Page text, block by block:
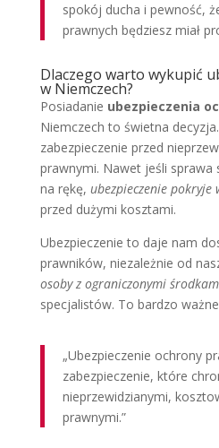
spokój ducha i pewność,
prawnych będziesz miał
Dlaczego warto wykupić
w Niemczech?
Posiadanie ubezpieczenia
Niemczech to świetna
zabezpieczenie przed
prawnymi. Nawet jeśli sprawa
na rękę, ubezpieczenie pokryje
przed dużymi kosztami.
Ubezpieczenie to daje nam
prawników, niezależnie od
osoby z ograniczonymi
specjalistów. To bardzo
„Ubezpieczenie ochrony
zabezpieczenie, które
nieprzewidzianymi,
prawnymi.”